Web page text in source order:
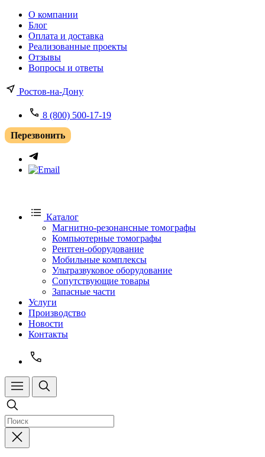
О компании
Блог
Оплата и доставка
Реализованные проекты
Отзывы
Вопросы и ответы
Ростов-на-Дону
8 (800) 500-17-19
Перезвонить
Каталог
Магнитно-резонансные томографы
Компьютерные томографы
Рентген-оборудование
Мобильные комплексы
Ультразвуковое оборудование
Сопутствующие товары
Запасные части
Услуги
Производство
Новости
Контакты